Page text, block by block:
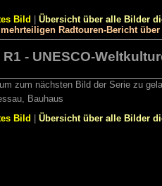
Bild | Übersicht über alle Bilder
mehrteiligen Radtouren-Bericht
- UNESCO-
zum nächsten Bild der Serie zu
Bild Übersicht über alle Bilder